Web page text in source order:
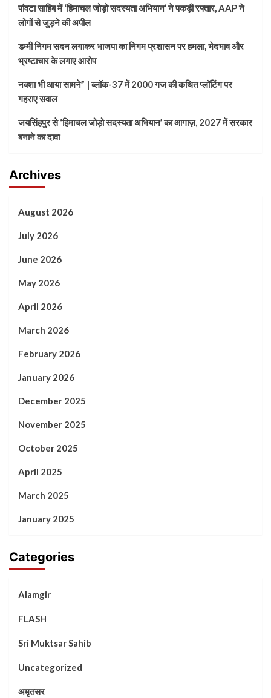
पांवटा साहिब में ‘हिमाचल जोड़ो सदस्यता अभियान’ ने पकड़ी रफ्तार, AAP ने
लोगों से जुड़ने की अपील
डम्मी निगम सदन लगाकर भाजपा का निगम प्रशासन पर हमला, भेदभाव और
भ्रष्टाचार के लगाए आरोप
नक्शा भी आया सामने” | ब्लॉक-37 में 2000 गज की कथित प्लॉटिंग पर
गहराए सवाल
जयसिंहपुर से ‘हिमाचल जोड़ो सदस्यता अभियान’ का आगाज़, 2027 में सरकार
बनाने का दावा
Archives
August 2026
July 2026
June 2026
May 2026
April 2026
March 2026
February 2026
January 2026
December 2025
November 2025
October 2025
April 2025
March 2025
January 2025
Categories
Alamgir
FLASH
Sri Muktsar Sahib
Uncategorized
अमृतसर